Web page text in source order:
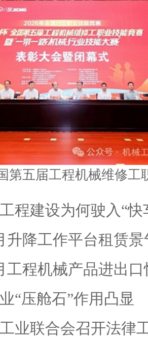
程建设为何驶入“快
升降工作平台租赁
工程机械产品进出
“压舱石”作用凸显
业联合会召开法律